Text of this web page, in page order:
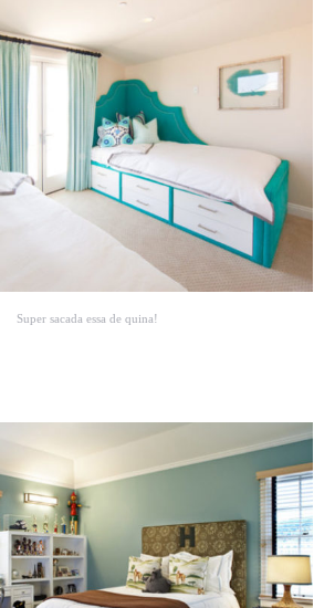
Super sacada essa de quina!